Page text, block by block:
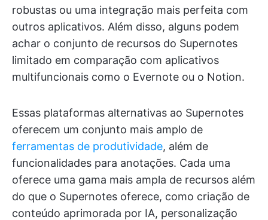
robustas ou uma integração mais perfeita com
outros aplicativos. Além disso, alguns podem
achar o conjunto de recursos do Supernotes
limitado em comparação com aplicativos
multifuncionais como o Evernote ou o Notion.
Essas plataformas alternativas ao Supernotes
oferecem um conjunto mais amplo de
ferramentas de produtividade, além de
funcionalidades para anotações. Cada uma
oferece uma gama mais ampla de recursos além
do que o Supernotes oferece, como criação de
conteúdo aprimorada por IA, personalização